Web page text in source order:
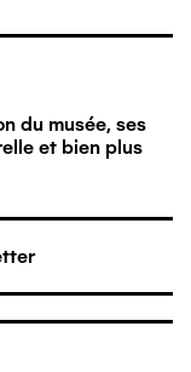
du musée, ses
et bien plus